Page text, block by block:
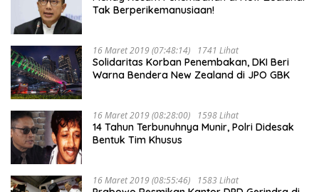
Tak Berperikemanusiaan!
16 Maret 2019 (07:48:14) 1741 Lihat
Solidaritas Korban Penembakan, DKI Beri
Warna Bendera New Zealand di JPO GBK
16 Maret 2019 (08:28:00) 1598 Lihat
14 Tahun Terbunuhnya Munir, Polri Didesak
Bentuk Tim Khusus
16 Maret 2019 (08:55:46) 1583 Lihat